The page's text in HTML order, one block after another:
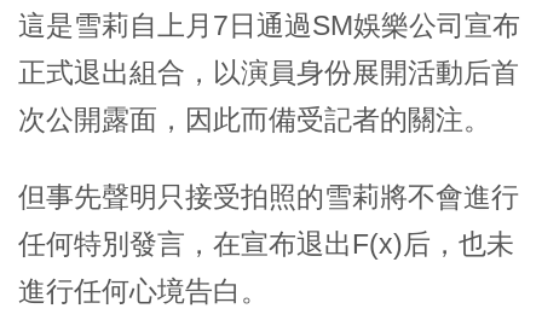
這是雪莉自上月7日通過SM娛樂公司宣布
正式退出組合，以演員身份展開活動后首
次公開露面，因此而備受記者的關注。
但事先聲明只接受拍照的雪莉將不會進行
任何特別發言，在宣布退出F(x)后，也未
進行任何心境告白。